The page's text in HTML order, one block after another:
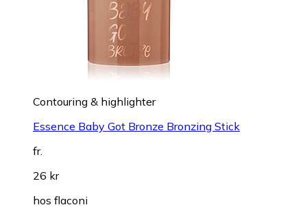
Contouring & highlighter
Essence Baby Got Bronze Bronzing Stick
fr.
26 kr
hos flaconi